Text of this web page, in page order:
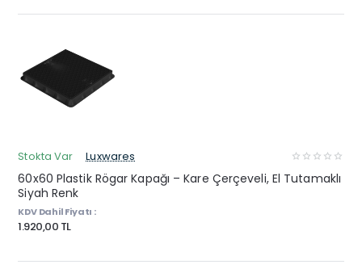
Stokta Var Luxwares
60x60 Plastik Rögar Kapağı – Kare Çerçeveli, El Tutamaklı
Siyah Renk
KDV Dahil Fiyatı :
1.920,00 TL